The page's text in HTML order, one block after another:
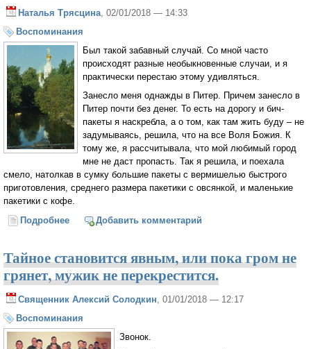
Наталья Трясцина, 02/01/2018 — 14:33
Воспоминания
Был такой забавный случай. Со мной часто
происходят разные необыкновенные случаи, и я
практически перестаю этому удивляться.
Занесло меня однажды в Питер. Причем занесло в
Питер почти без денег. То есть на дорогу и бич-
пакеты я наскребла, а о том, как там жить буду – не
задумываясь, решила, что на все Воля Божия. К
тому же, я рассчитывала, что мой любимый город
мне не даст пропасть. Так я решила, и поехала
смело, натолкав в сумку большие пакеты с вермишелью быстрого
приготовления, среднего размера пакетики с овсянкой, и маленькие
пакетики с кофе.
Подробнее о Как Ксеньюшка Петербуржская меня борщом
Добавить комментарий
Тайное становится явным, или пока гром не
грянет, мужик не перекрестится.
Священник Алексий Солодкин, 01/01/2018 — 12:17
Воспоминания
Звонок.